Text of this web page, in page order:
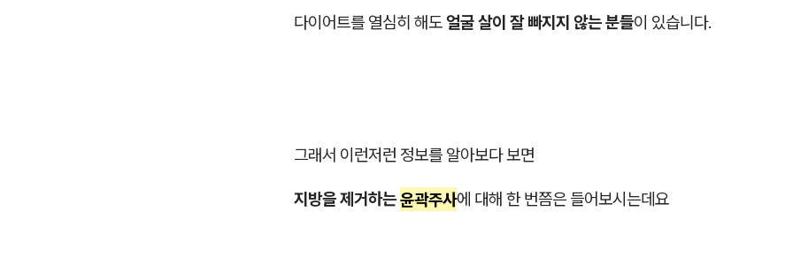
다이어트를 열심히 해도 얼굴 살이 잘 빠지지 않는 분들이 있습니다.
그래서 이런저런 정보를 알아보다 보면
지방을 제거하는윤곽주사에 대해 한 번쯤은 들어보시는데요